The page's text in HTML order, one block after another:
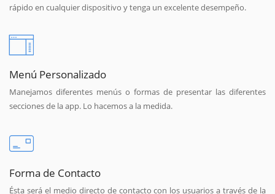
rápido en cualquier dispositivo y tenga un excelente desempeño.
Menú Personalizado
Manejamos diferentes menús o formas de presentar las diferentes
secciones de la app. Lo hacemos a la medida.
Forma de Contacto
Ésta será el medio directo de contacto con los usuarios a través de la